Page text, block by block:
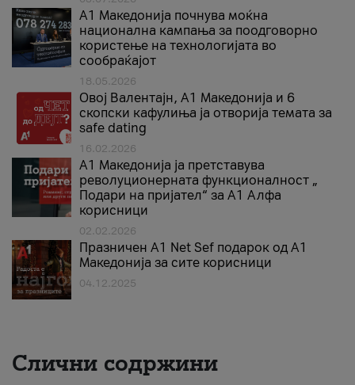
A1 Македонија почнува моќна
национална кампања за поодговорно
користење на технологијата во
сообраќајот
18.05.2026
Овој Валентајн, A1 Македонија и 6
скопски кафулиња ја отворија темата за
safe dating
16.02.2026
А1 Македонија ја претставува
револуционерната функционалност „
Подари на пријател“ за А1 Алфа
корисници
02.02.2026
Празничен A1 Net Sеf подарок од А1
Македонија за сите корисници
04.12.2025
Слични содржини